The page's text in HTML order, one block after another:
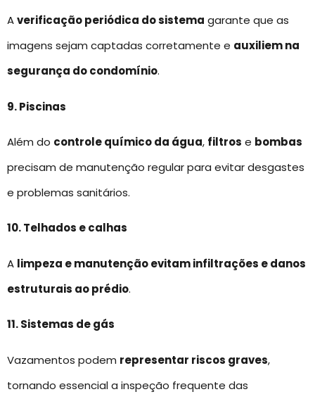
Averificação periódica do sistema garante que as
imagens sejam captadas corretamente e auxiliem na
segurança do condomínio.
9. Piscinas
Além do controle químico da água, filtros e bombas
precisam de manutenção regular para evitar desgastes
e problemas sanitários.
10. Telhados e calhas
A limpeza e manutenção evitam infiltrações e danos
estruturais ao prédio.
11. Sistemas de gás
Vazamentos podem representar riscos graves,
tornando essencial a inspeção frequente das